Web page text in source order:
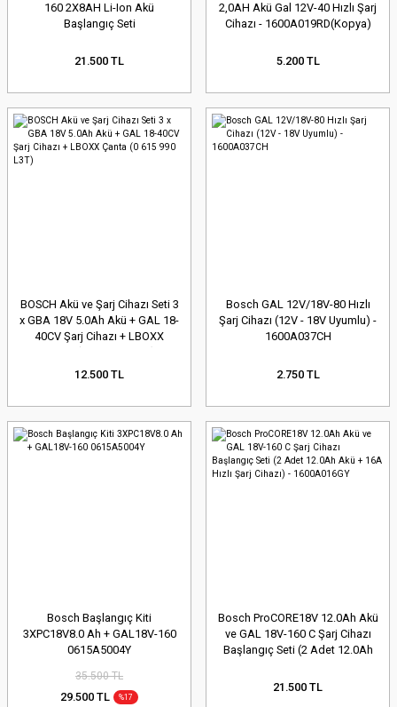
160 2X8AH Li-Ion Akü
Başlangıç Seti
21.500 TL
2,0AH Akü Gal 12V-40 Hızlı Şarj
Cihazı - 1600A019RD(Kopya)
5.200 TL
BOSCH Akü ve Şarj Cihazı Seti 3
x GBA 18V 5.0Ah Akü + GAL 18-
40CV Şarj Cihazı + LBOXX
12.500 TL
Bosch GAL 12V/18V-80 Hızlı
Şarj Cihazı (12V - 18V Uyumlu) -
1600A037CH
2.750 TL
Bosch Başlangıç Kiti
3XPC18V8.0 Ah + GAL18V-160
0615A5004Y
35.500 TL
29.500 TL %17
Bosch ProCORE18V 12.0Ah Akü
ve GAL 18V-160 C Şarj Cihazı
Başlangıç Seti (2 Adet 12.0Ah
1600A016GY
21.500 TL